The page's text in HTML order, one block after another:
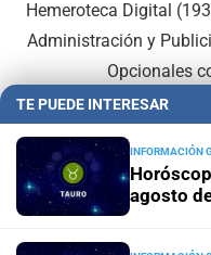
Hemeroteca Digital
Administración y
Opcionales
TE PUEDE INTERESAR
INFORMACIÓN
agosto